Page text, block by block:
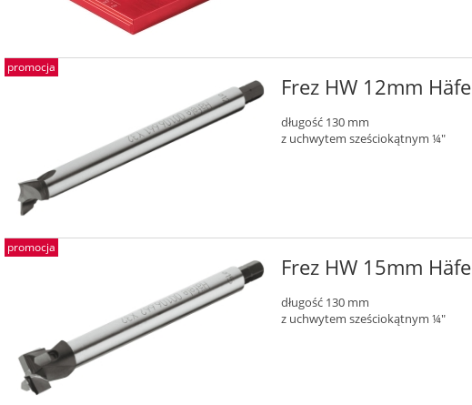
Frez HW 12mm
długość 130 mm
z uchwytem sześciokątnym ¼"
promocja
Frez HW 15mm
długość 130 mm
z uchwytem sześciokątnym ¼"
promocja